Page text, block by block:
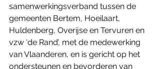
samenwerkingsverband tussen de
gemeenten Bertem, Hoeilaart,
Huldenberg, Overijse en Tervuren en
vzw ‘de Rand’, met de medewerking
van Vlaanderen, en is gericht op het
ondersteunen en bevorderen van